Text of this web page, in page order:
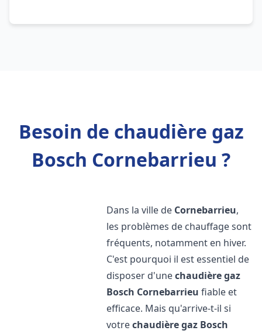
Besoin de chaudière gaz
Bosch Cornebarrieu ?
Dans la ville de Cornebarrieu,
les problèmes de chauffage sont
fréquents, notamment en hiver.
C'est pourquoi il est essentiel de
disposer d'unechaudière gaz
Bosch Cornebarrieu fiable et
efficace. Mais qu'arrive-t-il si
votrechaudière gaz Bosch